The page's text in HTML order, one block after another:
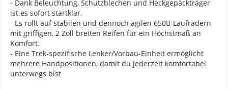
- Dank Beleuchtung, Schutzblechen und Heckgepäckträger
ist es sofort startklar.
- Es rollt auf stabilen und dennoch agilen 650B-Laufrädern
mit griffigen, 2 Zoll breiten Reifen für ein Höchstmaß an
Komfort.
- Eine Trek-spezifische Lenker/Vorbau-Einheit ermöglicht
mehrere Handpositionen, damit du jederzeit komfortabel
unterwegs bist